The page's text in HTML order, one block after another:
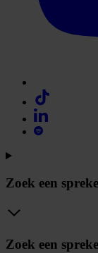
Zoek een
Zoek een